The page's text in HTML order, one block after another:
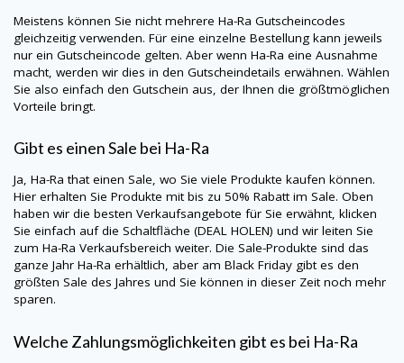
Meistens können Sie nicht mehrere Ha-Ra Gutscheincodes
gleichzeitig verwenden. Für eine einzelne Bestellung kann jeweils
nur ein Gutscheincode gelten. Aber wenn Ha-Ra eine Ausnahme
macht, werden wir dies in den Gutscheindetails erwähnen. Wählen
Sie also einfach den Gutschein aus, der Ihnen die größtmöglichen
Vorteile bringt.
Gibt es einen Sale bei Ha-Ra
Ja, Ha-Rathat einen Sale, wo Sie viele Produkte kaufen können.
Hier erhalten Sie Produkte mit bis zu 50% Rabatt im Sale. Oben
haben wir die besten Verkaufsangebote für Sie erwähnt, klicken
Sie einfach auf die Schaltfläche (DEAL HOLEN) und wir leiten Sie
zum Ha-Ra Verkaufsbereich weiter. Die Sale-Produkte sind das
ganze Jahr Ha-Ra erhältlich, aber am Black Friday gibt es den
größten Sale des Jahres und Sie können in dieser Zeit noch mehr
sparen.
Welche Zahlungsmöglichkeiten gibt es bei Ha-Ra